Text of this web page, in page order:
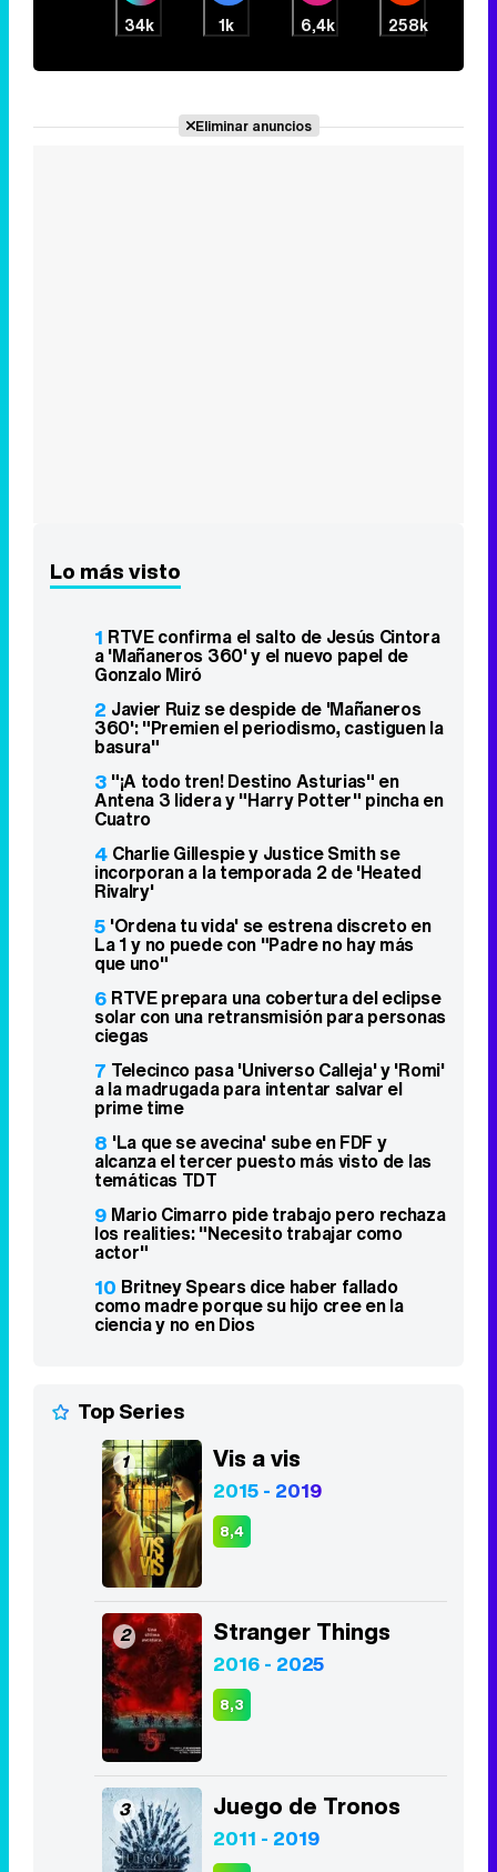
34k 1k 6,4k 258k
Eliminar anuncios
Lo más visto
1 RTVE confirma el salto de Jesús Cintora
a 'Mañaneros 360' y el nuevo papel de
Gonzalo Miró
2 Javier Ruiz se despide de 'Mañaneros
360': "Premien el periodismo, castiguen la
basura"
3 "¡A todo tren! Destino Asturias" en
Antena 3 lidera y "Harry Potter" pincha en
Cuatro
4 Charlie Gillespie y Justice Smith se
incorporan a la temporada 2 de 'Heated
Rivalry'
5 'Ordena tu vida' se estrena discreto en
La 1 y no puede con "Padre no hay más
que uno"
6 RTVE prepara una cobertura del eclipse
solar con una retransmisión para personas
ciegas
7 Telecinco pasa 'Universo Calleja' y 'Romi'
a la madrugada para intentar salvar el
prime time
8 'La que se avecina' sube en FDF y
alcanza el tercer puesto más visto de las
temáticas TDT
9 Mario Cimarro pide trabajo pero rechaza
los realities: "Necesito trabajar como
actor"
10 Britney Spears dice haber fallado
como madre porque su hijo cree en la
ciencia y no en Dios
Top Series
1 Vis a vis
2015 - 2019
8,4
2 Stranger Things
2016 - 2025
8,3
3 Juego de Tronos
2011 - 2019